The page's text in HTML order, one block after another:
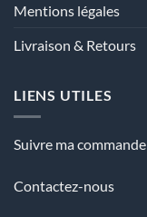
Mentions légales
Livraison & Retours
LIENS UTILES
Suivre ma commande
Contactez-nous